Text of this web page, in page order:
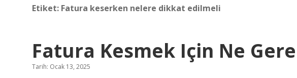
Etiket: Fatura keserken nelere dikkat edilmeli
Fatura Kesmek Için Ne
Tarih: Ocak 13, 2025